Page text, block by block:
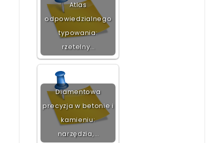
Atlas
odpowiedzialnego
typowania:
rzetelny…
Diamentowa
precyzja w betonie i
kamieniu:
narzędzia,…